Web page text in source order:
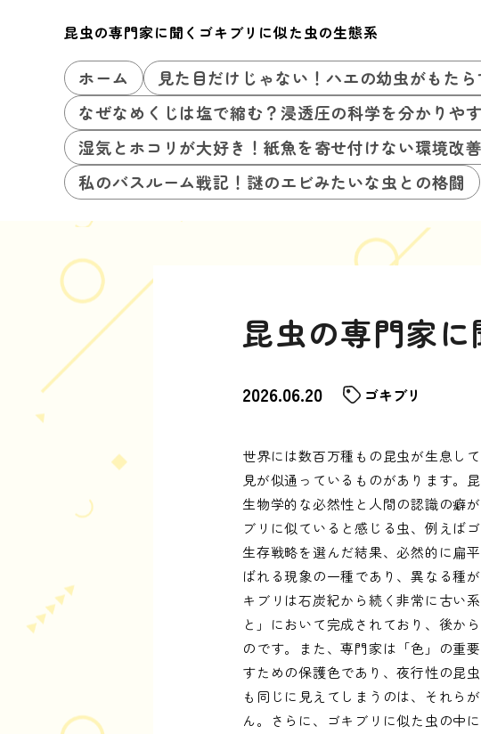
昆虫の専門家に聞くゴキブリに似た虫の生態系
ホーム 見た目だけじゃない！ハエの幼虫がもた
なぜなめくじは塩で縮む？浸透圧の科学を分かりや
湿気とホコリが大好き！紙魚を寄せ付けない環境改
私のバスルーム戦記！謎のエビみたいな虫との格闘
昆虫の専門家
2026.06.20 ゴキブリ
世界には数百万種もの昆虫が生息し
見が似通っているものがあります。
生物学的な必然性と人間の認識の癖
ブリに似ていると感じる虫、例えば
生存戦略を選んだ結果、必然的に扁
ばれる現象の一種であり、異なる種
キブリは石炭紀から続く非常に古い
と」において完成されており、後か
のです。また、専門家は「色」の重
すための保護色であり、夜行性の昆
も同じに見えてしまうのは、それら
ん。さらに、ゴキブリに似た虫の中